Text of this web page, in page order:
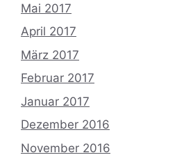
Mai 2017
April 2017
März 2017
Februar 2017
Januar 2017
Dezember 2016
November 2016